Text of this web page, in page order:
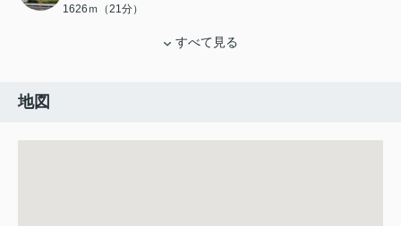
1626ｍ（21分）
すべて見る
地図